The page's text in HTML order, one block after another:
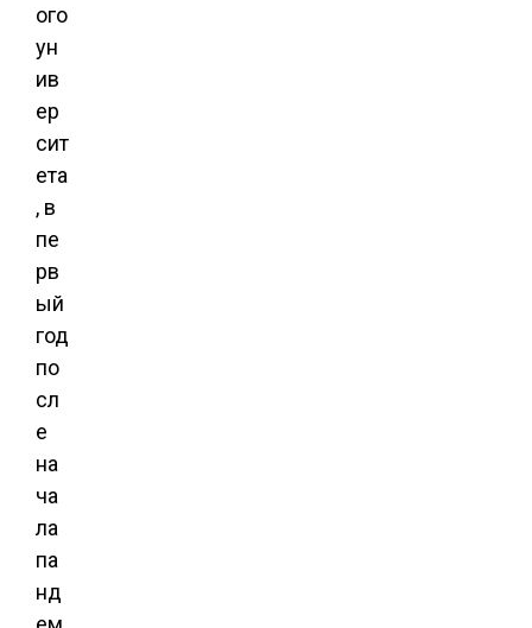
ого
ун
ив
ер
сит
ета
, в
пе
рв
ый
год
по
сл
е
на
ча
ла
па
нд